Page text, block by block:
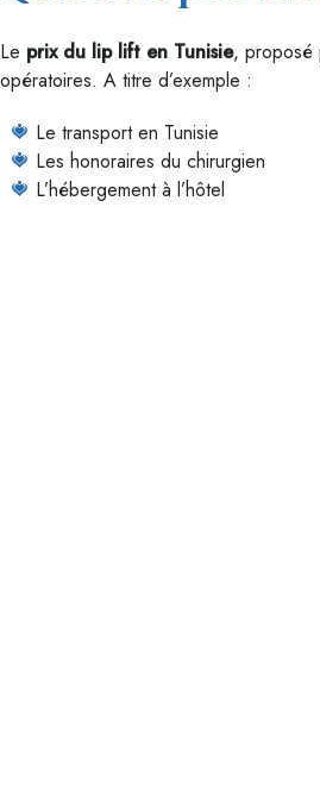
Le prix du lip lift en Tunisie, proposé
opératoires. A titre d’exemple :
Le transport en Tunisie
Les honoraires du chirurgien
L’hébergement à l’hôtel